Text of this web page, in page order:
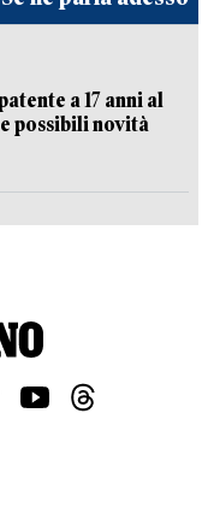
a 17 anni al
possibili novità